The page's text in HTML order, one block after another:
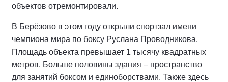
объектов отремонтировали.
В Берёзово в этом году открыли спортзал имени
чемпиона мира по боксу Руслана Проводникова.
Площадь объекта превышает 1 тысячу квадратных
метров. Больше половины здания – пространство
для занятий боксом и единоборствами. Также здесь